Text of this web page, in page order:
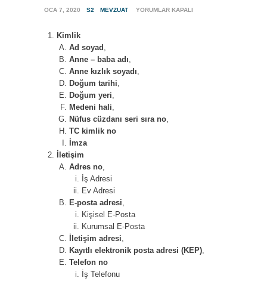
OCA 7, 2020 S2 MEVZUAT
KVKK
YORUMLAR KAPALI
Kimlik
Ad soyad ,
Anne – baba adı,
Anne kızlık soyadı,
Doğum tarihi,
Doğum yeri,
Medeni hali,
Nüfus cüzdanı seri sıra no,
TC kimlik no
İmza
İletişim
Adres no,
İş Adresi
Ev Adresi
E-posta adresi,
Kişisel E-Posta
Kurumsal E-Posta
İletişim adresi,
Kayıtlı elektronik posta adresi (KEP),
Telefon no
İş Telefonu